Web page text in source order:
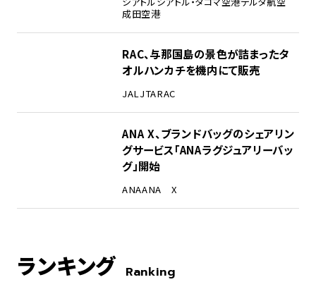
成田空港
RAC、与那国島の景色が詰まったタ
オルハンカチを機内にて販売
JALJTARAC
ANA X、ブランドバッグのシェアリン
グサービス「ANAラグジュアリーバッ
グ」開始
ANAANA X
ランキング Ranking